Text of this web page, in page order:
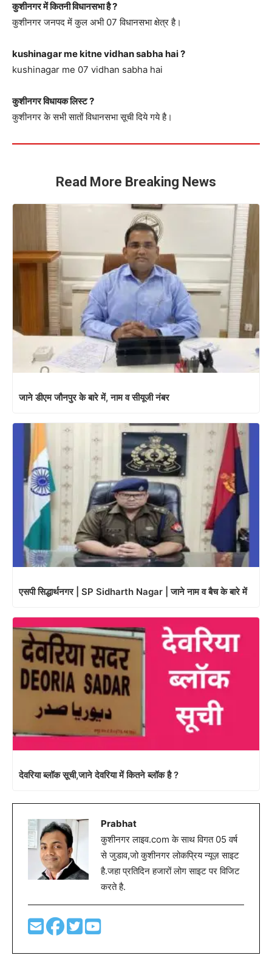
कुशीनगर में कितनी विधानसभा है ?
कुशीनगर जनपद में कुल अभी 07 विधानसभा क्षेत्र है।
kushinagar me kitne vidhan sabha hai ?
kushinagar me 07 vidhan sabha hai
कुशीनगर विधायक लिस्ट ?
कुशीनगर के सभी सातों विधानसभा सूची दिये गये है।
Read More Breaking News
जाने डीएम जौनपुर के बारे में, नाम व सीयूजी नंबर
एसपी सिद्धार्थनगर | SP Sidharth Nagar | जाने नाम व बैच के बारे में
देवरिया ब्लॉक सूची,जाने देवरिया में कितने ब्लॉक है ?
Prabhat
कुशीनगर लाइव.com के साथ विगत 05 वर्ष
से जुडाव,जो कुशीनगर लोकप्रिय न्यूज़ साइट
है.जहा प्रतिदिन हजारों लोग साइट पर विजिट
करते है.